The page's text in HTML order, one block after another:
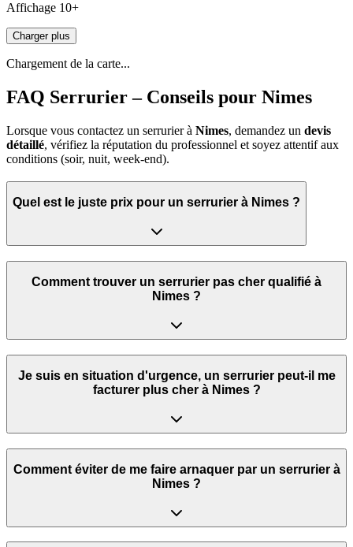
Affichage 10+
Charger plus
Chargement de la carte...
FAQ Serrurier – Conseils pour Nimes
Lorsque vous contactez un serrurier à Nimes, demandez un devis
détaillé, vérifiez la réputation du professionnel et soyez attentif aux
conditions (soir, nuit, week‑end).
Quel est le juste prix pour un serrurier à Nimes ?
Comment trouver un serrurier pas cher qualifié à
Nimes ?
Je suis en situation d'urgence, un serrurier peut‑il me
facturer plus cher à Nimes ?
Comment éviter de me faire arnaquer par un serrurier à
Nimes ?